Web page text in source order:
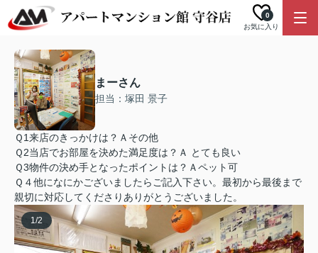
お気に入り
0
まーさん
担当：塚田 景子
Ｑ1来店のきっかけは？Ａその他
Ｑ2当店でお部屋を決めた満足度は？Ａ とても良い
Ｑ3物件の決め手となったポイントは？Ａペット可
Ｑ４他になにかございましたらご記入下さい。最初から最後まで
親切に対応してくださりありがとうございました。
1/2